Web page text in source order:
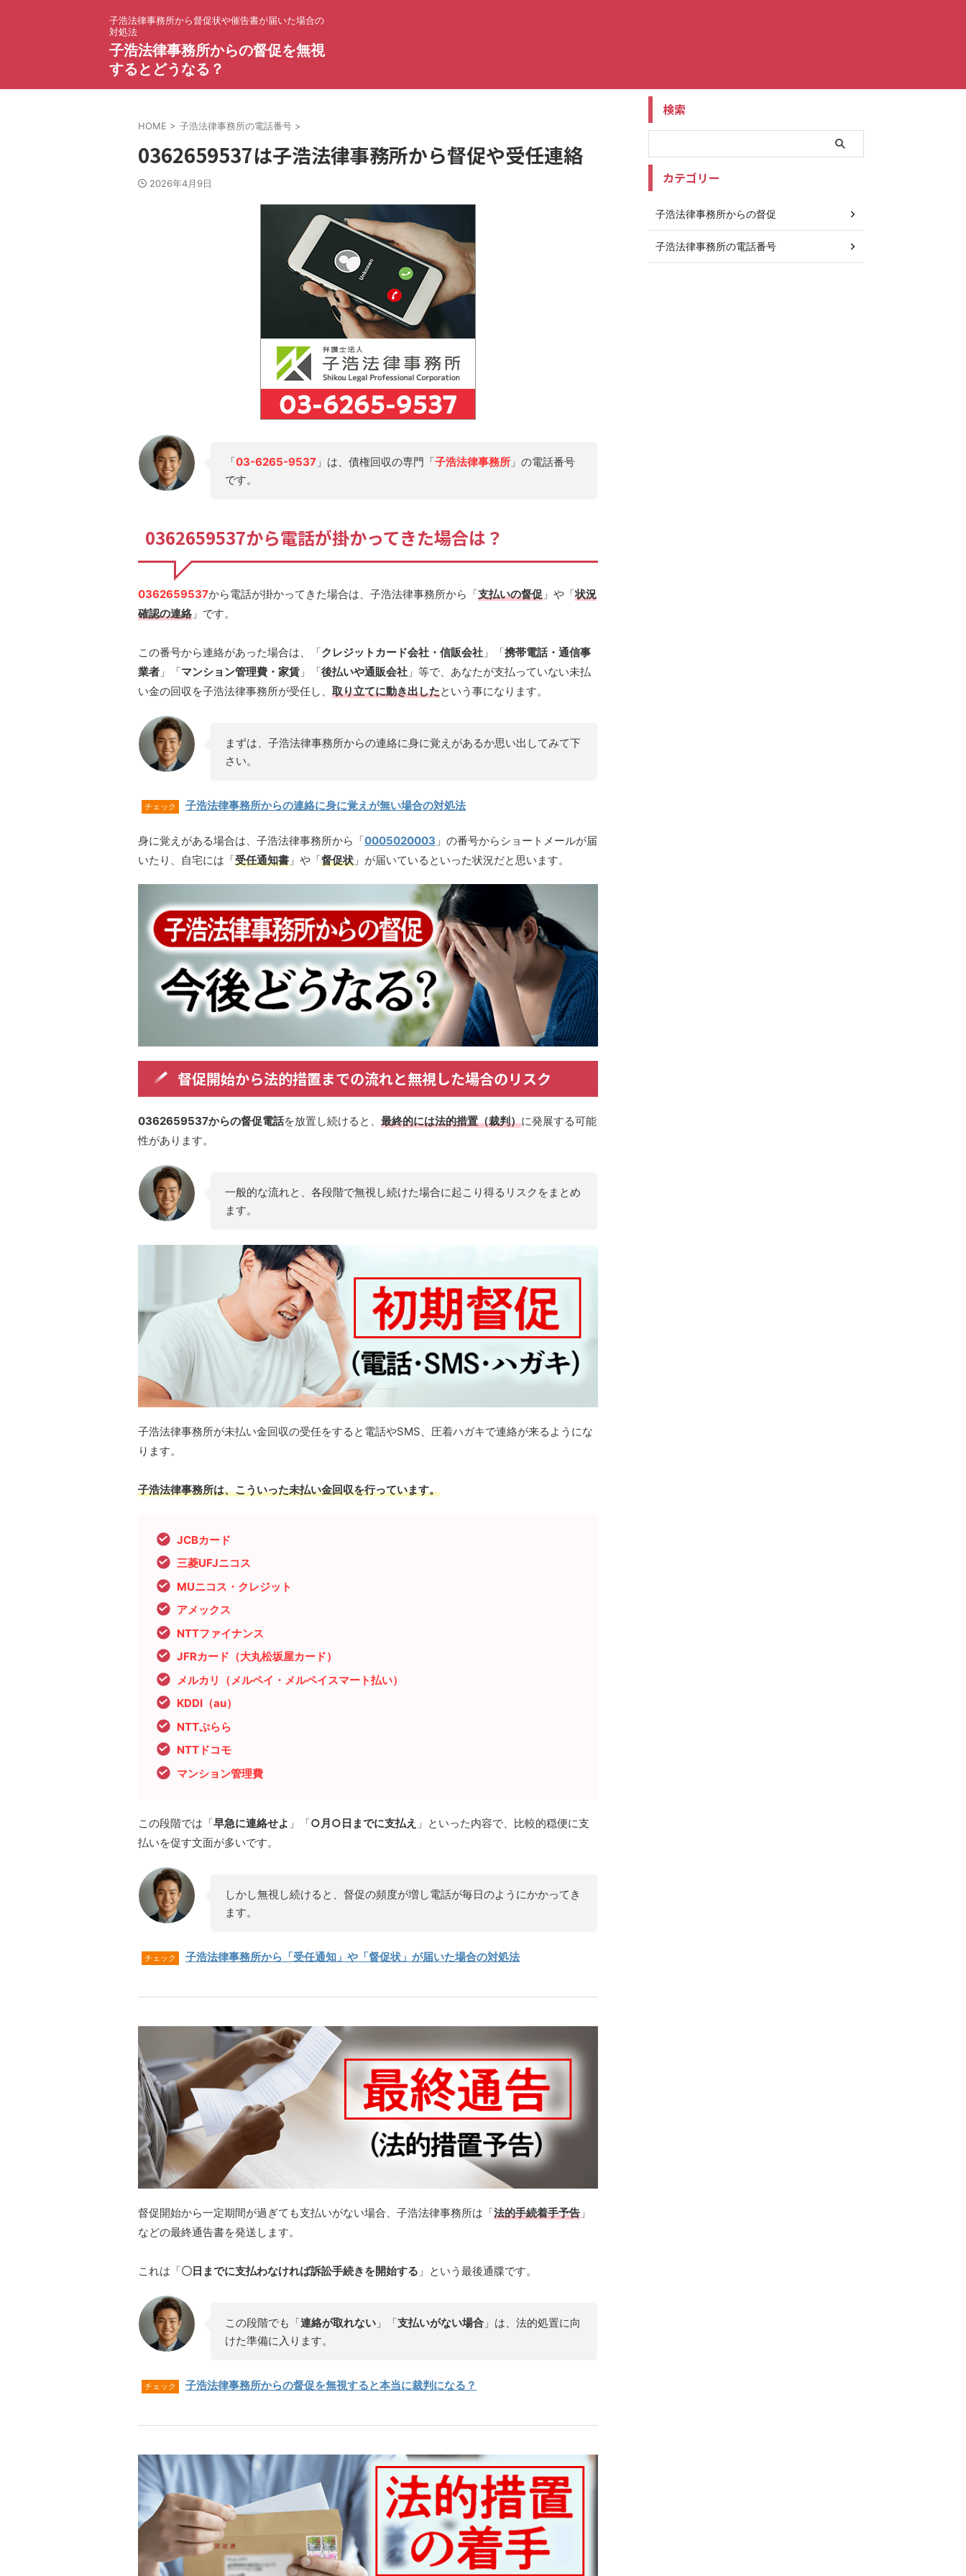
子浩法律事務所から督促状や催告書が届いた場合の
対処法
子浩法律事務所からの督促を無視
するとどうなる？
HOME > 子浩法律事務所の電話番号 >
0362659537は子浩法律事務所から督促や受任連絡
2026年4月9日
「03-6265-9537 」は、債権回収の専門「子浩法律事務所 」の電話番号
です。
0362659537から電話が掛かってきた場合は？
0362659537から電話が掛かってきた場合は、子浩法律事務所から「支払いの督促 」や「状況
確認の連絡」です。
この番号から連絡があった場合は、「クレジットカード会社・信販会社 」「携帯電話・通信事
業者 」「マンション管理費・家賃 」「後払いや通販会社 」等で、あなたが支払っていない未払
い金の回収を子浩法律事務所が受任し、 取り立てに動き出したという事になります。
まずは、子浩法律事務所からの連絡に身に覚えがあるか思い出してみて下
さい。
チェック 子浩法律事務所からの連絡に身に覚えが無い場合の対処法
身に覚えがある場合は、子浩法律事務所から「0005020003 」の番号からショートメールが届
いたり、自宅には「受任通知書 」や「督促状 」が届いているといった状況だと思います。
督促開始から法的措置までの流れと無視した場合のリスク
0362659537からの督促電話を放置し続けると、 最終的には法的措置（裁判）に発展する可能
性があります。
一般的な流れと、各段階で無視し続けた場合に起こり得るリスクをまとめ
ます。
子浩法律事務所が未払い金回収の受任をすると電話やSMS、圧着ハガキで連絡が来るようにな
ります。
子浩法律事務所は、こういった未払い金回収を行っています。
JCBカード
三菱UFJニコス
MUニコス・クレジット
アメックス
NTTファイナンス
JFRカード（大丸松坂屋カード）
メルカリ（メルペイ・メルペイスマート払い）
KDDI（au）
NTTぷらら
NTTドコモ
マンション管理費
この段階では「早急に連絡せよ 」「○月○日までに支払え 」といった内容で、比較的穏便に支
払いを促す文面が多いです。
しかし無視し続けると、督促の頻度が増し電話が毎日のようにかかってき
ます。
チェック 子浩法律事務所から「受任通知」や「督促状」が届いた場合の対処法
督促開始から一定期間が過ぎても支払いがない場合、子浩法律事務所は「法的手続着手予告 」
などの最終通告書を発送します。
これは「〇日までに支払わなければ訴訟手続きを開始する 」という最後通牒です。
この段階でも「連絡が取れない 」「支払いがない場合 」は、法的処置に向
けた準備に入ります。
チェック 子浩法律事務所からの督促を無視すると本当に裁判になる？
検索
カテゴリー
子浩法律事務所からの督促
子浩法律事務所の電話番号